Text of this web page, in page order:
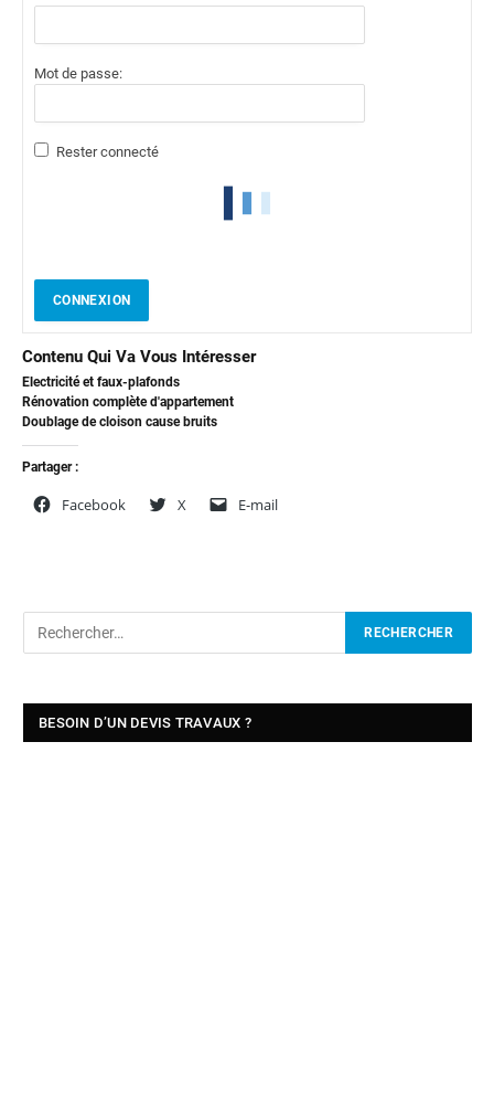
Mot de passe:
Rester connecté
CONNEXION
Contenu Qui Va Vous Intéresser
Electricité et faux-plafonds
Rénovation complète d'appartement
Doublage de cloison cause bruits
Partager :
Facebook X E-mail
BESOIN D’UN DEVIS TRAVAUX ?